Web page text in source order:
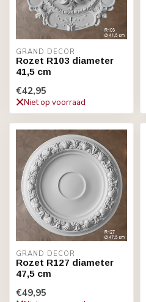
GRAND DECOR
Rozet R103 diameter
41,5 cm
€42,95
Niet op voorraad
GRAND DECOR
Rozet R127 diameter
47,5 cm
€49,95